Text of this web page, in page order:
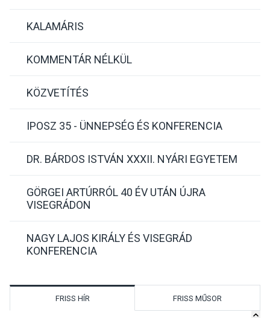
KALAMÁRIS
KOMMENTÁR NÉLKÜL
KÖZVETÍTÉS
IPOSZ 35 - ÜNNEPSÉG ÉS KONFERENCIA
DR. BÁRDOS ISTVÁN XXXII. NYÁRI EGYETEM
GÖRGEI ARTÚRRÓL 40 ÉV UTÁN ÚJRA
VISEGRÁDON
NAGY LAJOS KIRÁLY ÉS VISEGRÁD
KONFERENCIA
FRISS HÍR FRISS MŰSOR